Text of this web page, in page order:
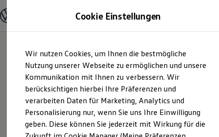
Hauptinhalt
springen
Footer
springen
Modelle und Konfigurator
Konfigurator
Modelle vergleichen
Elektroautos
ENERGY Sondermodelle
Nutzfahrzeuge
SUV und CUV
Familienautos
Kombis
Kompaktwagen
Sportwagen
Schnell verfügbare Fahrzeuge
bhg
Cookie Einstellungen
Wir nutzen Cookies, um Ihnen die bestmögliche
Nutzung unserer Webseite zu ermöglichen und unsere
Kommunikation mit Ihnen zu verbessern. Wir
berücksichtigen hierbei Ihre Präferenzen und
verarbeiten Daten für Marketing, Analytics und
Personalisierung nur, wenn Sie uns Ihre Einwilligung
geben. Diese können Sie jederzeit mit Wirkung für die